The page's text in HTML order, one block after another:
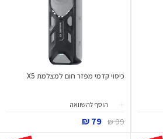
כיסוי קדמי מפזר חום למצלמת X5
הוסף להשוואה
99 ₪
79 ₪